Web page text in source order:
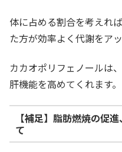
体に占める割合を考えれ
た方が効率よく代謝をアッ
カカオポリフェノールは
肝機能を高めてくれます。
【補足】脂肪燃焼の促
て